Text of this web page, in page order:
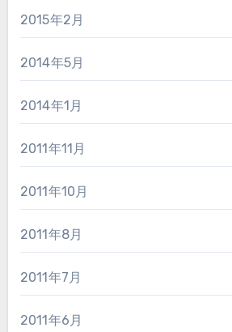
2015年2月
2014年5月
2014年1月
2011年11月
2011年10月
2011年8月
2011年7月
2011年6月